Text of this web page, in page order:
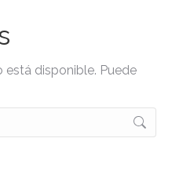
está disponible. Puede